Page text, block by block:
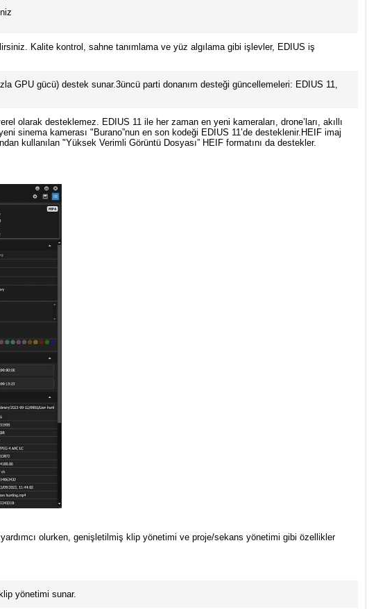
Kalite kontrol, sahne tanımlama ve yüz algılama gibi işlevler, EDIUS iş
GPU gücü) destek sunar.3üncü parti donanım desteği güncellemeleri: EDIUS 11,
olarak desteklemez. EDIUS 11 ile her zaman en yeni kameraları, drone’ları, akıllı
sinema kamerası "Burano”nun en son kodeği EDIUS 11’de desteklenir.HEIF imaj
kullanılan "Yüksek Verimli Görüntü Dosyası” HEIF formatını da destekler.
olurken, genişletilmiş klip yönetimi ve proje/sekans yönetimi gibi özellikler
yönetimi sunar.